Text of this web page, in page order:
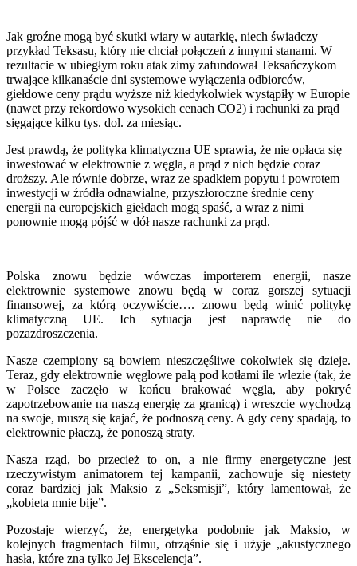
Jak groźne mogą być skutki wiary w autarkię, niech świadczy
przykład Teksasu, który nie chciał połączeń z innymi stanami. W
rezultacie w ubiegłym roku atak zimy zafundował Teksańczykom
trwające kilkanaście dni systemowe wyłączenia odbiorców,
giełdowe ceny prądu wyższe niż kiedykolwiek wystąpiły w Europie
(nawet przy rekordowo wysokich cenach CO2) i rachunki za prąd
sięgające kilku tys. dol. za miesiąc.
Jest prawdą, że polityka klimatyczna UE sprawia, że nie opłaca się
inwestować w elektrownie z węgla, a prąd z nich będzie coraz
droższy. Ale równie dobrze, wraz ze spadkiem popytu i powrotem
inwestycji w źródła odnawialne, przyszłoroczne średnie ceny
energii na europejskich giełdach mogą spaść, a wraz z nimi
ponownie mogą pójść w dół nasze rachunki za prąd.
Polska znowu będzie wówczas importerem energii, nasze
elektrownie systemowe znowu będą w coraz gorszej sytuacji
finansowej, za którą oczywiście…. znowu będą winić politykę
klimatyczną UE. Ich sytuacja jest naprawdę nie do
pozazdroszczenia.
Nasze czempiony są bowiem nieszczęśliwe cokolwiek się dzieje.
Teraz, gdy elektrownie węglowe palą pod kotłami ile wlezie (tak, że
w Polsce zaczęło w końcu brakować węgla, aby pokryć
zapotrzebowanie na naszą energię za granicą) i wreszcie wychodzą
na swoje, muszą się kajać, że podnoszą ceny. A gdy ceny spadają, to
elektrownie płaczą, że ponoszą straty.
Nasza rząd, bo przecież to on, a nie firmy energetyczne jest
rzeczywistym animatorem tej kampanii, zachowuje się niestety
coraz bardziej jak Maksio z „Seksmisji”, który lamentował, że
„kobieta mnie bije”.
Pozostaje wierzyć, że, energetyka podobnie jak Maksio, w
kolejnych fragmentach filmu, otrząśnie się i użyje „akustycznego
hasła, które zna tylko Jej Ekscelencja”.